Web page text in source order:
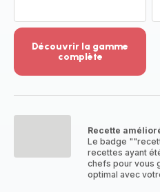
Découvrir la gamme
complète
-
Recette
Le badge
recettes ayant
chefs pour vous
optimal avec